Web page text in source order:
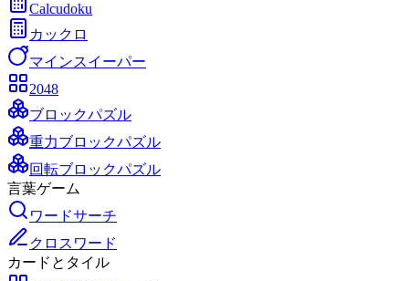
Calcudoku
カックロ
マインスイーパー
2048
ブロックパズル
重力ブロックパズル
回転ブロックパズル
言葉ゲーム
ワードサーチ
クロスワード
カードとタイル